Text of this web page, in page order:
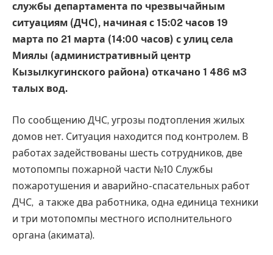
службы департамента по чрезвычайным
ситуациям (ДЧС), начиная с 15:02 часов 19
марта по 21 марта (14:00 часов) с улиц села
Миялы (административный центр
Кызылкугинского района) откачано 1 486 м3
талых вод.
По сообщению ДЧС, угрозы подтопления жилых
домов нет. Ситуация находится под контролем. В
работах задействованы шесть сотрудников, две
мотопомпы пожарной части №10 Службы
пожаротушения и аварийно-спасательных работ
ДЧС, а также два работника, одна единица техники
и три мотопомпы местного исполнительного
органа (акимата).